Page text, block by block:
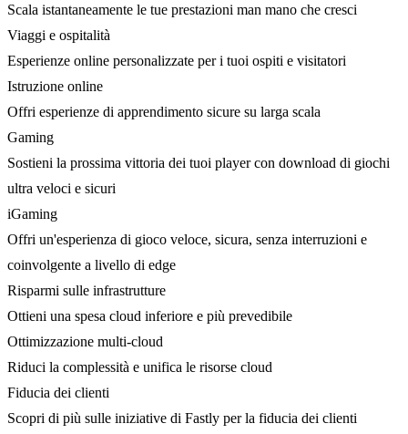
Scala istantaneamente le tue prestazioni man mano che cresci
Viaggi e ospitalità
Esperienze online personalizzate per i tuoi ospiti e visitatori
Istruzione online
Offri esperienze di apprendimento sicure su larga scala
Gaming
Sostieni la prossima vittoria dei tuoi player con download di giochi
ultra veloci e sicuri
iGaming
Offri un'esperienza di gioco veloce, sicura, senza interruzioni e
coinvolgente a livello di edge
Risparmi sulle infrastrutture
Ottieni una spesa cloud inferiore e più prevedibile
Ottimizzazione multi-cloud
Riduci la complessità e unifica le risorse cloud
Fiducia dei clienti
Scopri di più sulle iniziative di Fastly per la fiducia dei clienti